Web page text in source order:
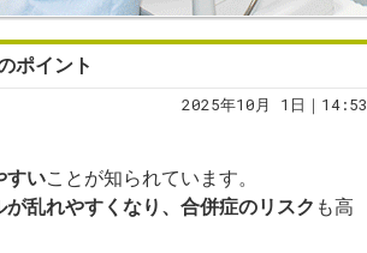
ポイント
2025年10月 1日｜14:53
すいことが知られています。
が乱れやすくなり、合併症のリスク も高